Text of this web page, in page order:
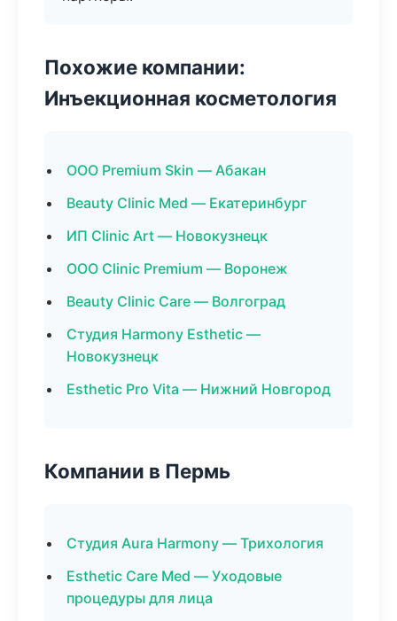
Похожие компании:
Инъекционная косметология
ООО Premium Skin — Абакан
Beauty Clinic Med — Екатеринбург
ИП Clinic Art — Новокузнецк
ООО Clinic Premium — Воронеж
Beauty Clinic Care — Волгоград
Студия Harmony Esthetic —
Новокузнецк
Esthetic Pro Vita — Нижний Новгород
Компании в Пермь
Студия Aura Harmony — Трихология
Esthetic Care Med — Уходовые
процедуры для лица